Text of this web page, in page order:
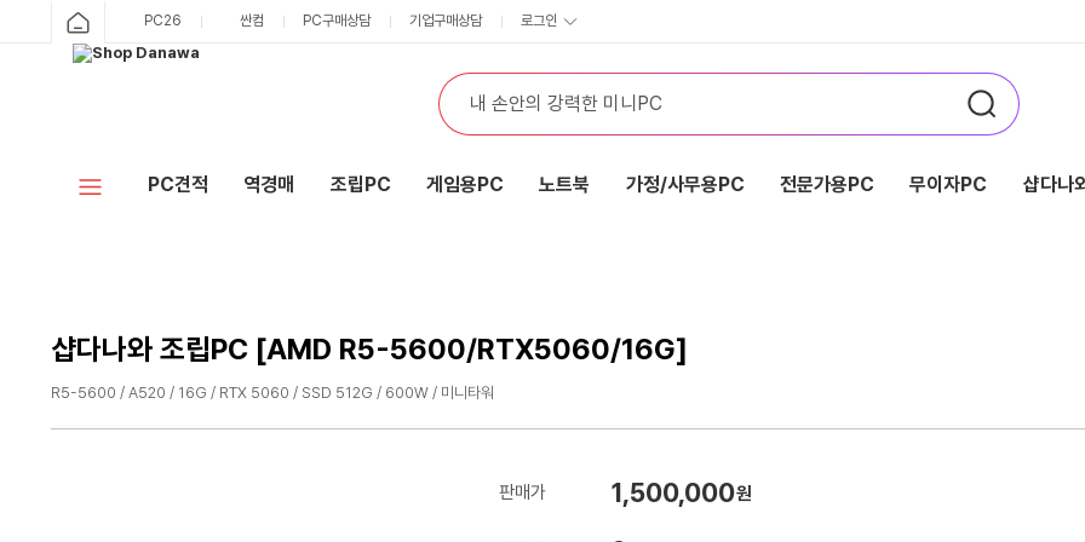
PC26 싼컴 PC구매상담 기업구매상담 로그인
통
합
검
색
검
색
PC견적 역경매 조립PC 게임용PC 노트북 가정/사무용PC 전문가용PC 무이자PC 샵다나
샵다나와 조립PC [AMD R5-5600/RTX5060/16G]
R5-5600 / A520 / 16G / RTX 5060 / SSD 512G / 600W / 미니타워
판매가 1,500,000원